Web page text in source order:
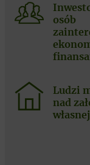
osób
Ludzi
nad